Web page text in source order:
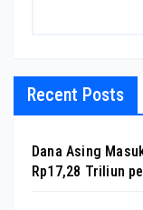
Recent Posts
Dana Asing
Rp17,28 Triliun